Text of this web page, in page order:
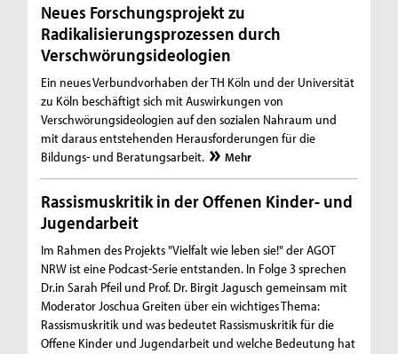
Neues Forschungsprojekt zu
Radikalisierungsprozessen durch
Verschwörungsideologien
Ein neues Verbundvorhaben der TH Köln und der Universität
zu Köln beschäftigt sich mit Auswirkungen von
Verschwörungsideologien auf den sozialen Nahraum und
mit daraus entstehenden Herausforderungen für die
Bildungs- und Beratungsarbeit.
Mehr
Rassismuskritik in der Offenen Kinder- und
Jugendarbeit
Im Rahmen des Projekts "Vielfalt wie leben sie!" der AGOT
NRW ist eine Podcast-Serie entstanden. In Folge 3 sprechen
Dr.in Sarah Pfeil und Prof. Dr. Birgit Jagusch gemeinsam mit
Moderator Joschua Greiten über ein wichtiges Thema:
Rassismuskritik und was bedeutet Rassismuskritik für die
Offene Kinder und Jugendarbeit und welche Bedeutung hat